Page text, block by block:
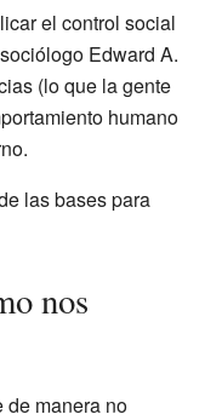
el control social
Edward A.
(lo que la gente
humano
las bases para
nos
de manera no